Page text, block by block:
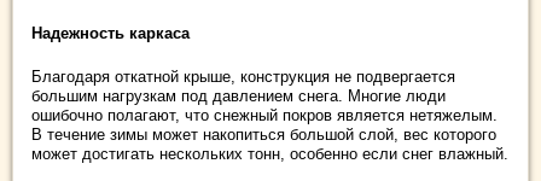
Надежность каркаса
Благодаря откатной крыше, конструкция не подвергается
большим нагрузкам под давлением снега. Многие люди
ошибочно полагают, что снежный покров является нетяжелым.
В течение зимы может накопиться большой слой, вес которого
может достигать нескольких тонн, особенно если снег влажный.